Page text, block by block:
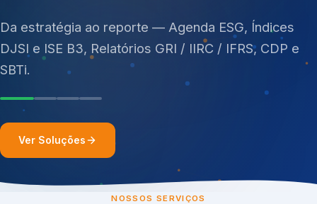
resíduos sólidos (PGRS/PMGRS).
Ver Soluções
NOSSOS SERVIÇOS